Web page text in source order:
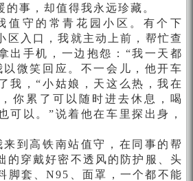
事，却值得我永远珍藏。
值守的常青花园小区。有个下
区入口，我就主动上前，帮忙查
出手机，一边抱怨：“我一天都
微笑回应。不一会儿，他开车
我，“小姑娘，天这么热，我在
你累了可以随时进去休息，喝
可以。”说着他在车里探出身，
到高铁南站值守，在同事的帮
的穿戴好密不透风的防护服、头
脚套、N95、面罩，一个都不能